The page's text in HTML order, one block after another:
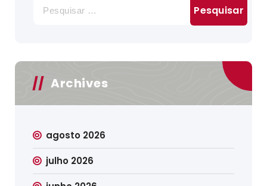
por:
Archives
agosto 2026
julho 2026